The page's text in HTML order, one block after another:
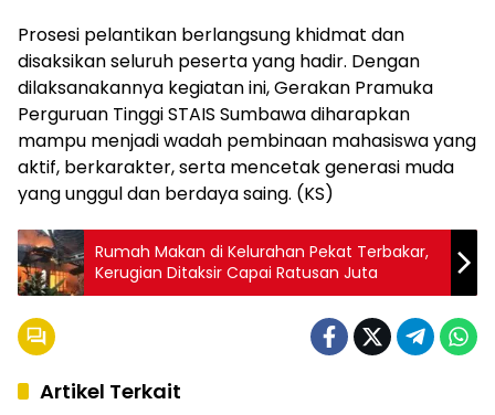
Prosesi pelantikan berlangsung khidmat dan
disaksikan seluruh peserta yang hadir. Dengan
dilaksanakannya kegiatan ini, Gerakan Pramuka
Perguruan Tinggi STAIS Sumbawa diharapkan
mampu menjadi wadah pembinaan mahasiswa yang
aktif, berkarakter, serta mencetak generasi muda
yang unggul dan berdaya saing. (KS)
Rumah Makan di Kelurahan Pekat Terbakar,
Kerugian Ditaksir Capai Ratusan Juta
Artikel Terkait